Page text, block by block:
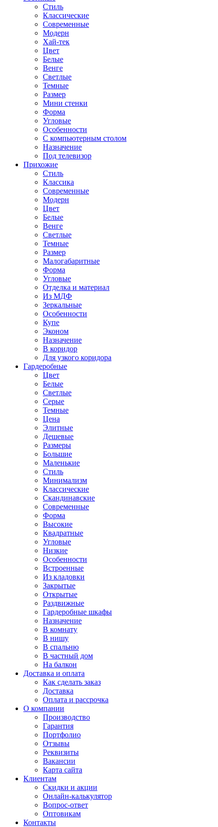
Стиль
Классические
Современные
Модерн
Хай-тек
Цвет
Белые
Венге
Светлые
Темные
Размер
Мини стенки
Форма
Угловые
Особенности
С компьютерным столом
Назначение
Под телевизор
Прихожие
Стиль
Классика
Современные
Модерн
Цвет
Белые
Венге
Светлые
Темные
Размер
Малогабаритные
Форма
Угловые
Отделка и материал
Из МДФ
Зеркальные
Особенности
Купе
Эконом
Назначение
В коридор
Для узкого коридора
Гардеробные
Цвет
Белые
Светлые
Серые
Темные
Цена
Элитные
Дешевые
Размеры
Большие
Маленькие
Стиль
Минимализм
Классические
Скандинавские
Современные
Форма
Высокие
Квадратные
Угловые
Низкие
Особенности
Встроенные
Из кладовки
Закрытые
Открытые
Раздвижные
Гардеробные шкафы
Назначение
В комнату
В нишу
В спальню
В частный дом
На балкон
Доставка и оплата
Как сделать заказ
Доставка
Оплата и рассрочка
О компании
Производство
Гарантия
Портфолио
Отзывы
Реквизиты
Вакансии
Карта сайта
Клиентам
Скидки и акции
Онлайн-калькулятор
Вопрос-ответ
Оптовикам
Контакты